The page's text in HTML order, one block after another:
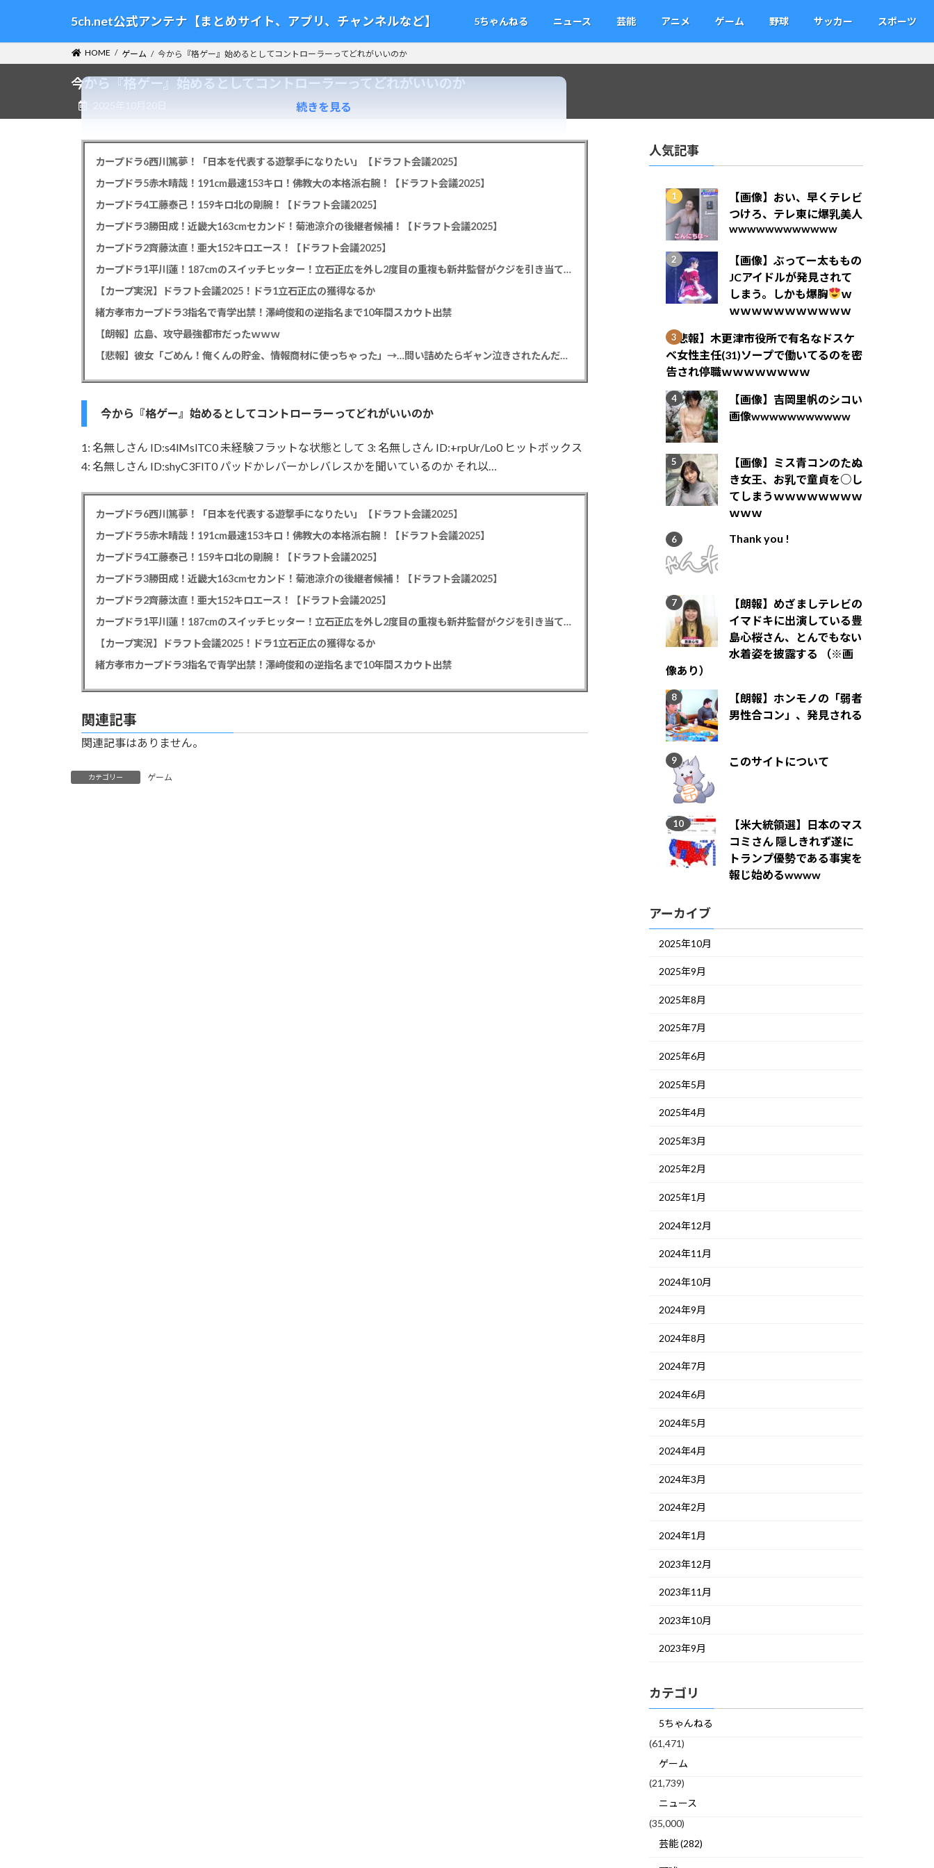
テ
ゲ
5ch.net公式アンテナ【まとめサイト、アプリ、チャンネルなど】 5ちゃんねる ニュース 芸能 アニメ ゲーム 野球 サッカー スポーツ
HOME ゲーム 今から『格ゲー』始めるとしてコントローラーってどれがいいのか
今から『格ゲー』始めるとしてコントローラーってどれがいいのか
カープドラ6西川篤夢！「日本を代表する遊撃手になりたい」【ドラフト会議2025】
カープドラ5赤木晴哉！191cm最速153キロ！佛教大の本格派右腕！【ドラフト会議2025】
カープドラ4工藤泰己！159キロ北の剛腕！【ドラフト会議2025】
カープドラ3勝田成！近畿大163cmセカンド！菊池涼介の後継者候補！【ドラフト会議2025】
カープドラ2齊藤汰直！亜大152キロエース！【ドラフト会議2025】
カープドラ1平川蓮！187cmのスイッチヒッター！立石正広を外し2度目の重複も新井監督がクジを引き当てる！【ドラフト会議2025】
【カープ実況】ドラフト会議2025！ドラ1立石正広の獲得なるか
緒方孝市カープドラ3指名で青学出禁！澤﨑俊和の逆指名まで10年間スカウト出禁
【朗報】広島、攻守最強都市だったｗｗｗ
【悲報】彼女「ごめん！俺くんの貯金、情報商材に使っちゃった」→…問い詰めたらギャン泣きされたんだが俺が悪いのか？
今から『格ゲー』始めるとしてコントローラーってどれがいいのか
1: 名無しさん ID:s4lMslTC0 未経験フラットな状態として 3: 名無しさん ID:+rpUr/Lo0 ヒットボックス
4: 名無しさん ID:shyC3FlT0 パッドかレバーかレバレスかを聞いているのか それ以…
続きを見る
カープドラ6西川篤夢！「日本を代表する遊撃手になりたい」【ドラフト会議2025】
カープドラ5赤木晴哉！191cm最速153キロ！佛教大の本格派右腕！【ドラフト会議2025】
カープドラ4工藤泰己！159キロ北の剛腕！【ドラフト会議2025】
カープドラ3勝田成！近畿大163cmセカンド！菊池涼介の後継者候補！【ドラフト会議2025】
カープドラ2齊藤汰直！亜大152キロエース！【ドラフト会議2025】
カープドラ1平川蓮！187cmのスイッチヒッター！立石正広を外し2度目の重複も新井監督がクジを引き当てる！【ドラフト会議2025】
【カープ実況】ドラフト会議2025！ドラ1立石正広の獲得なるか
緒方孝市カープドラ3指名で青学出禁！澤﨑俊和の逆指名まで10年間スカウト出禁
関連記事
関連記事はありません。
カテゴリー ゲーム
人気記事
【画像】おい、早くテレビ
つけろ、テレ東に爆乳美人
wwwwwwwwwwww
【画像】ぶってー太ももの
JCアイドルが発見されて
しまう。しかも爆胸
ｗ
ｗｗｗｗｗｗｗｗｗｗｗ
【悲報】木更津市役所で有名なドスケ
ベ女性主任(31)ソープで働いてるのを密
告され停職ｗｗｗｗｗｗｗｗ
【画像】吉岡里帆のシコい
画像wwwwwwwwwww
【画像】ミス青コンのたぬ
き女王、お乳で童貞を○し
てしまうｗｗｗｗｗｗｗｗ
ｗｗｗ
Thank you !
【朗報】めざましテレビの
イマドキに出演している豊
島心桜さん、とんでもない
水着姿を披露する （※画
像あり）
【朗報】ホンモノの「弱者
男性合コン」、発見される
このサイトについて
【米大統領選】日本のマス
コミさん 隠しきれず遂に
トランプ優勢である事実を
報じ始めるwwww
アーカイブ
2025年10月
2025年9月
2025年8月
2025年7月
2025年6月
2025年5月
2025年4月
2025年3月
2025年2月
2025年1月
2024年12月
2024年11月
2024年10月
2024年9月
2024年8月
2024年7月
2024年6月
2024年5月
2024年4月
2024年3月
2024年2月
2024年1月
2023年12月
2023年11月
2023年10月
2023年9月
カテゴリ
5ちゃんねる
(61,471)
ゲーム
(21,739)
ニュース
(35,000)
芸能 (282)